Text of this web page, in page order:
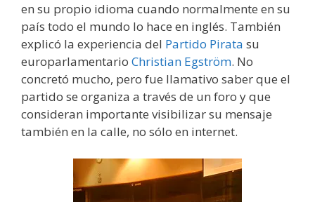
en su propio idioma cuando normalmente en su
país todo el mundo lo hace en inglés. También
explicó la experiencia del Partido Pirata su
europarlamentario Christian Egström. No
concretó mucho, pero fue llamativo saber que el
partido se organiza a través de un foro y que
consideran importante visibilizar su mensaje
también en la calle, no sólo en internet.